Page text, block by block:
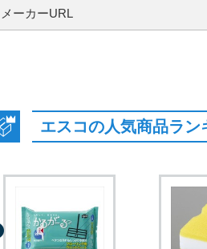
メーカーURL
エスコの人気商品ラン